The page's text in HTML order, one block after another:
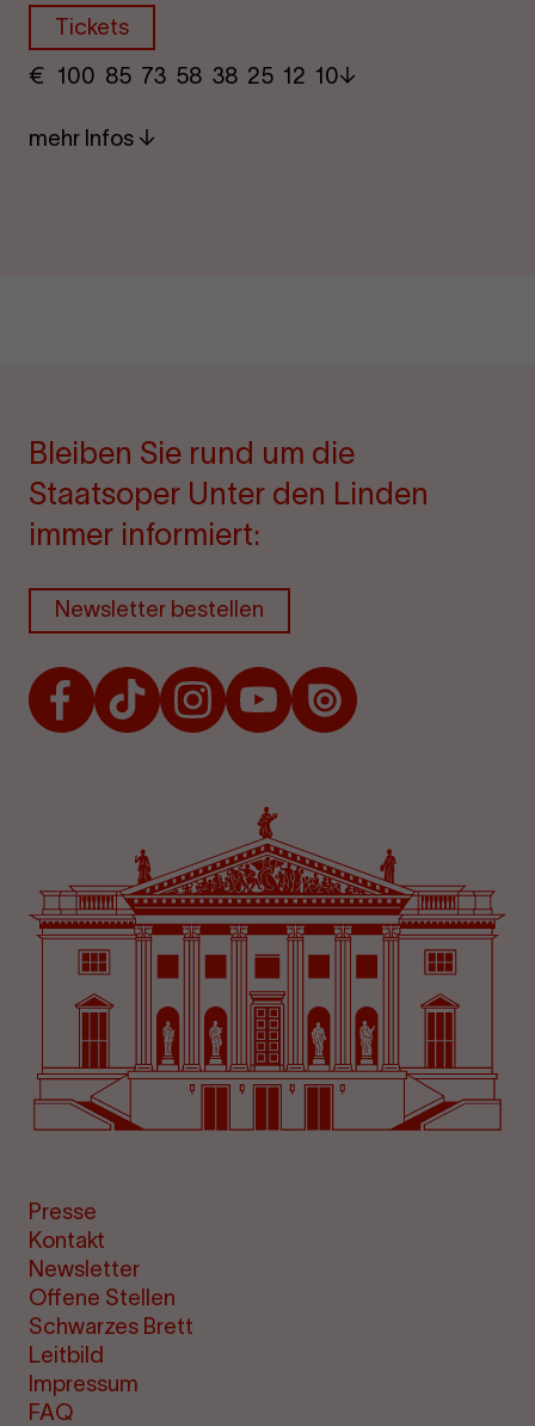
Tickets
€ ​ 100 85 73​ 58 38 25​ 12 10
mehr Infos
Bleiben Sie rund um die
Staatsoper Unter den Linden
immer informiert:
Newsletter bestellen
FacebookTikTokInstagramYoutubeIssuu
Presse
Kontakt
Newsletter
Offene Stellen
Schwarzes Brett
Leitbild
Impressum
FAQ